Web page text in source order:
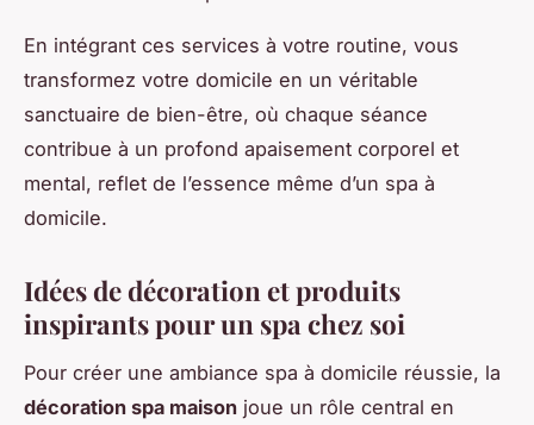
En intégrant ces services à votre routine, vous
transformez votre domicile en un véritable
sanctuaire de bien-être, où chaque séance
contribue à un profond apaisement corporel et
mental, reflet de l’essence même d’un spa à
domicile.
Idées de décoration et produits
inspirants pour un spa chez soi
Pour créer une ambiance spa à domicile réussie, la
décoration spa maison joue un rôle central en